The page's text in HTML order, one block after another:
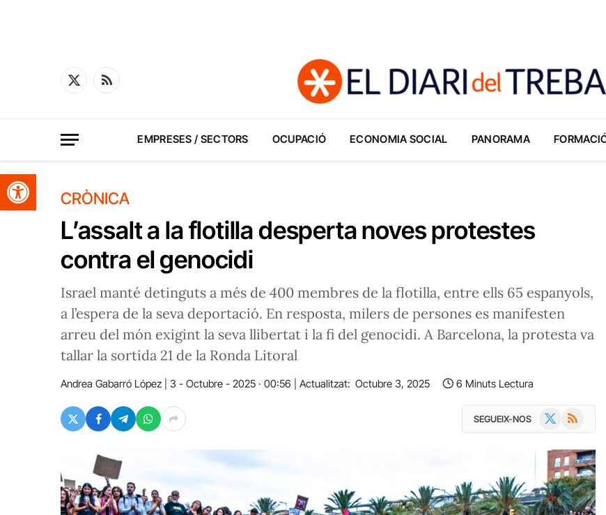
Obre la barra d'eines
X
RSS
EMPRESES / SECTORS OCUPACIÓ ECONOMIA SOCIAL PANORAMA
CRÒNICA
L’assalt a la flotilla desperta noves protestes
contra el genocidi
Israel manté detinguts a més de 400 membres de la flotilla, entre ells 65 espanyols,
a l’espera de la seva deportació. En resposta, milers de persones es manifesten
arreu del món exigint la seva llibertat i la fi del genocidi. A Barcelona, la protesta va
tallar la sortida 21 de la Ronda Litoral
Andrea Gabarró López 3 - Octubre - 2025 · 00:56 Actualitzat: Octubre 3, 2025 6 Minuts Lectura
SEGUEIX-NOS RSS